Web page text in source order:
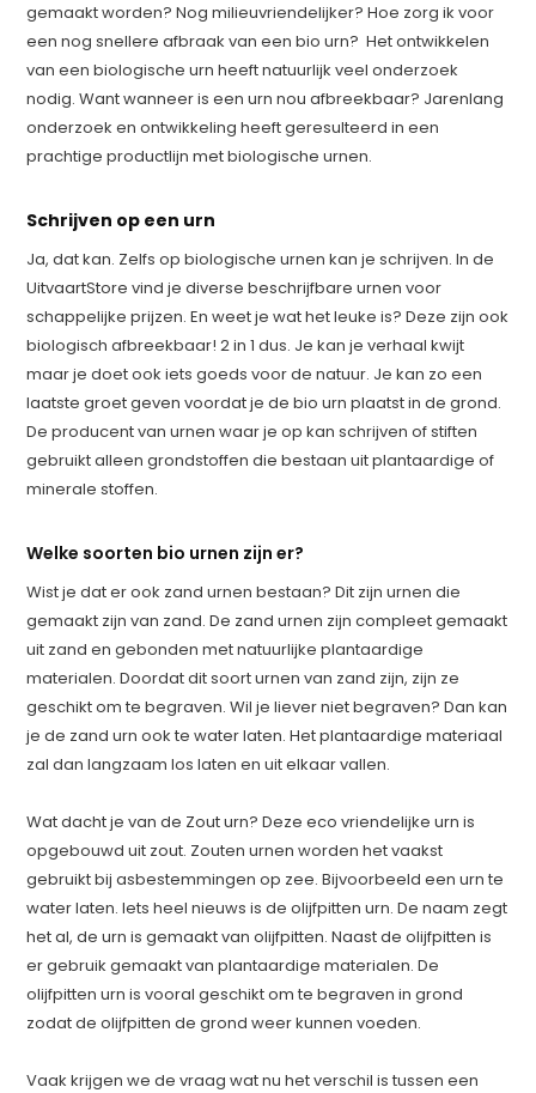
gemaakt worden? Nog milieuvriendelijker? Hoe zorg ik voor
een nog snellere afbraak van een bio urn? Het ontwikkelen
van een biologische urn heeft natuurlijk veel onderzoek
nodig. Want wanneer is een urn nou afbreekbaar? Jarenlang
onderzoek en ontwikkeling heeft geresulteerd in een
prachtige productlijn met biologische urnen.
Schrijven op een urn
Ja, dat kan. Zelfs op biologische urnen kan je schrijven. In de
UitvaartStore vind je diverse beschrijfbare urnen voor
schappelijke prijzen. En weet je wat het leuke is? Deze zijn ook
biologisch afbreekbaar! 2 in 1 dus. Je kan je verhaal kwijt
maar je doet ook iets goeds voor de natuur. Je kan zo een
laatste groet geven voordat je de bio urn plaatst in de grond.
De producent van urnen waar je op kan schrijven of stiften
gebruikt alleen grondstoffen die bestaan uit plantaardige of
minerale stoffen.
Welke soorten bio urnen zijn er?
Wist je dat er ook zand urnen bestaan? Dit zijn urnen die
gemaakt zijn van zand. De zand urnen zijn compleet gemaakt
uit zand en gebonden met natuurlijke plantaardige
materialen. Doordat dit soort urnen van zand zijn, zijn ze
geschikt om te begraven. Wil je liever niet begraven? Dan kan
je de zand urn ook te water laten. Het plantaardige materiaal
zal dan langzaam los laten en uit elkaar vallen.
Wat dacht je van de Zout urn? Deze eco vriendelijke urn is
opgebouwd uit zout. Zouten urnen worden het vaakst
gebruikt bij asbestemmingen op zee. Bijvoorbeeld een urn te
water laten. Iets heel nieuws is de olijfpitten urn. De naam zegt
het al, de urn is gemaakt van olijfpitten. Naast de olijfpitten is
er gebruik gemaakt van plantaardige materialen. De
olijfpitten urn is vooral geschikt om te begraven in grond
zodat de olijfpitten de grond weer kunnen voeden.
Vaak krijgen we de vraag wat nu het verschil is tussen een